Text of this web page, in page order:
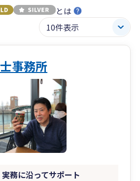
とは
事務所
務に沿ってサポート